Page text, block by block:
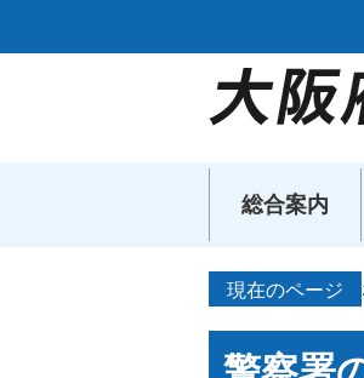
総合案内
現在のページ